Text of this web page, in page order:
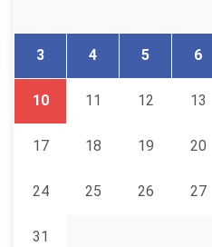
3 4 5 6
10 11 12 13
17 18 19 20
24 25 26 27
31